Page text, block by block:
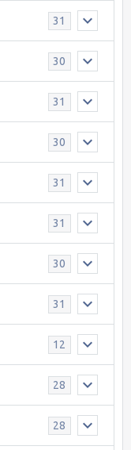
31
30
31
30
31
31
30
31
12
28
28